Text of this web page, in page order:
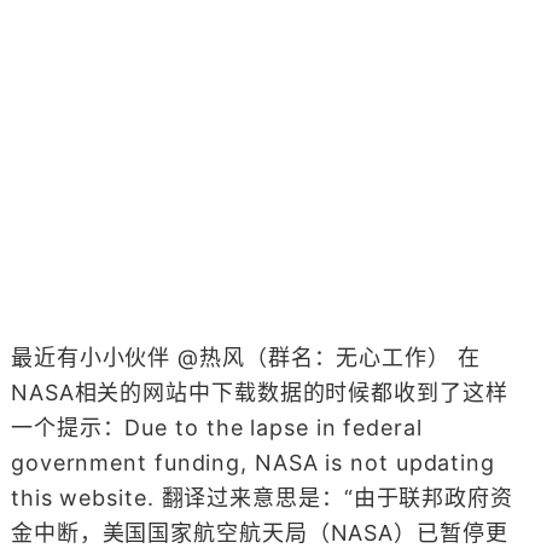
最近有小小伙伴 @热风（群名：无心工作） 在
NASA相关的网站中下载数据的时候都收到了这样
一个提示：Due to the lapse in federal
government funding, NASA is not updating
this website. 翻译过来意思是：“由于联邦政府资
金中断，美国国家航空航天局（NASA）已暂停更